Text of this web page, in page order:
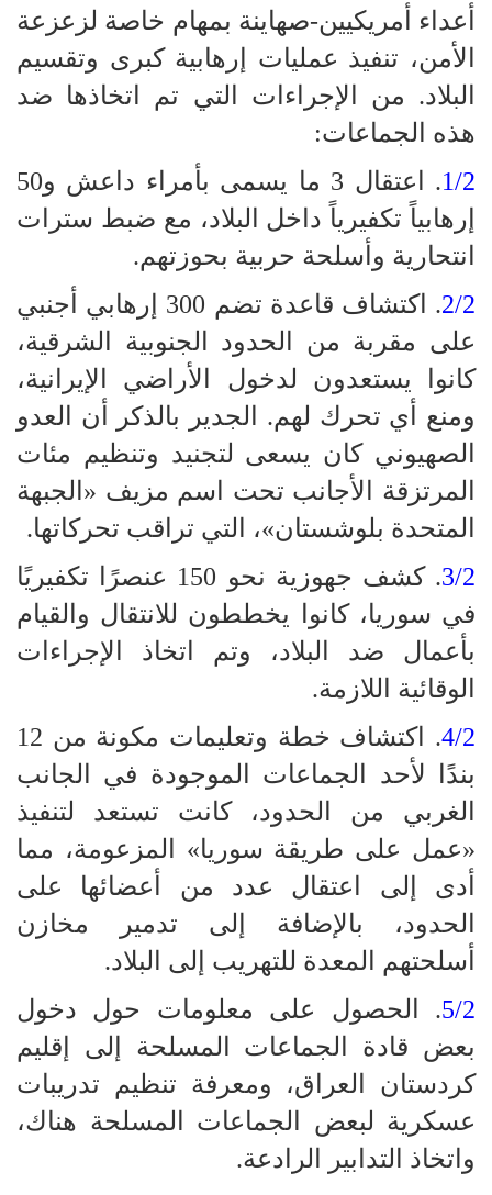
أعداء أمريكيين-صهاينة بمهام خاصة لزعزعة
الأمن، تنفيذ عمليات إرهابية كبرى وتقسيم
البلاد. من الإجراءات التي تم اتخاذها ضد
هذه الجماعات:
1/2
. اعتقال 3 ما يسمى بأمراء داعش و50
إرهابياً تكفيرياً داخل البلاد، مع ضبط سترات
انتحارية وأسلحة حربية بحوزتهم.
2/2
. اكتشاف قاعدة تضم 300 إرهابي أجنبي
على مقربة من الحدود الجنوبية الشرقية،
كانوا يستعدون لدخول الأراضي الإيرانية،
ومنع أي تحرك لهم. الجدير بالذكر أن العدو
الصهيوني كان يسعى لتجنيد وتنظيم مئات
المرتزقة الأجانب تحت اسم مزيف «الجبهة
المتحدة بلوشستان»، التي تراقب تحركاتها.
3/2
. كشف جهوزية نحو 150 عنصرًا تكفيريًا
في سوريا، كانوا يخططون للانتقال والقيام
بأعمال ضد البلاد، وتم اتخاذ الإجراءات
الوقائية اللازمة.
4/2
. اكتشاف خطة وتعليمات مكونة من 12
بندًا لأحد الجماعات الموجودة في الجانب
الغربي من الحدود، كانت تستعد لتنفيذ
«عمل على طريقة سوريا» المزعومة، مما
أدى إلى اعتقال عدد من أعضائها على
الحدود، بالإضافة إلى تدمير مخازن
أسلحتهم المعدة للتهريب إلى البلاد.
5/2. الحصول على معلومات حول دخول
بعض قادة الجماعات المسلحة إلى إقليم
كردستان العراق، ومعرفة تنظيم تدريبات
عسكرية لبعض الجماعات المسلحة هناك،
واتخاذ التدابير الرادعة.